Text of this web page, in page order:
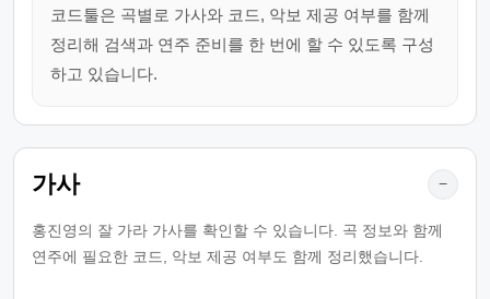
코드툴은 곡별로 가사와 코드, 악보 제공 여부를 함께
정리해 검색과 연주 준비를 한 번에 할 수 있도록 구성
하고 있습니다.
가사 −
홍진영의 잘 가라 가사를 확인할 수 있습니다. 곡 정보와 함께
연주에 필요한 코드, 악보 제공 여부도 함께 정리했습니다.